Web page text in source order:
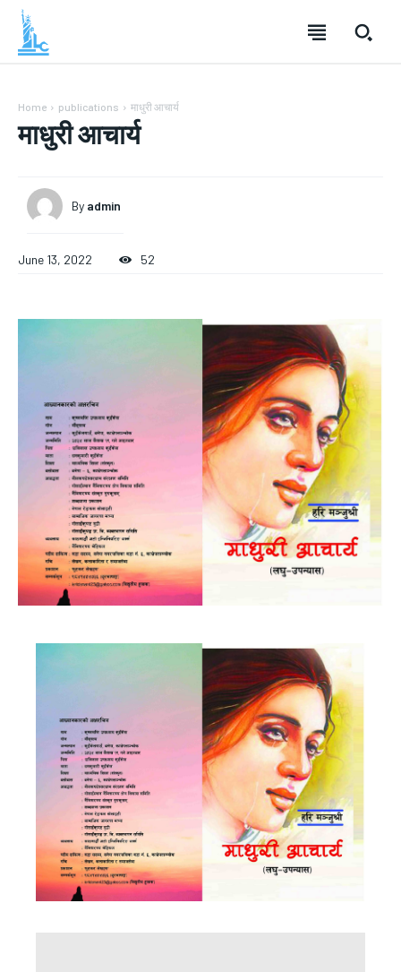
Home publications माधुरी आचार्य
माधुरी आचार्य
By admin
June 13, 2022 52